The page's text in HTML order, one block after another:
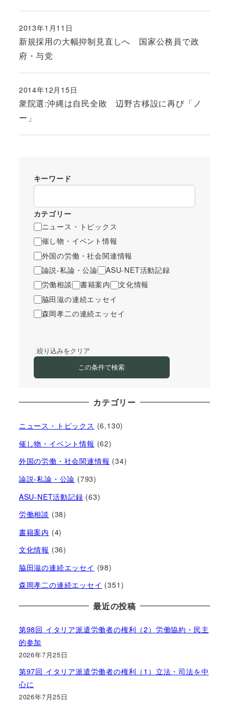
新規採用の大幅抑制見直しへ 国家公務員で政
府・与党
投稿日
2013年1月11日
衆院選:沖縄は自民全敗 辺野古移設に再び「ノ
ー」
投稿日
2014年12月15日
キーワード
カテゴリー
ニュース・トピックス
催し物・イベント情報
外国の労働・社会関連情報
論説-私論・公論
ASU-NET活動記録
労働相談
書籍案内
文化情報
脇田滋の連続エッセイ
森岡孝二の連続エッセイ
絞り込みをクリア
この条件で検索
カテゴリー
ニュース・トピックス (6,130)
催し物・イベント情報 (62)
外国の労働・社会関連情報 (34)
論説-私論・公論 (793)
ASU-NET活動記録 (63)
労働相談 (38)
書籍案内 (4)
文化情報 (36)
脇田滋の連続エッセイ (98)
森岡孝二の連続エッセイ (351)
最近の投稿
第98回 イタリア派遣労働者の権利（2）労働協約・民主
的参加
2026年7月25日
第97回 イタリア派遣労働者の権利（1）立法・司法を中
心に
2026年7月25日